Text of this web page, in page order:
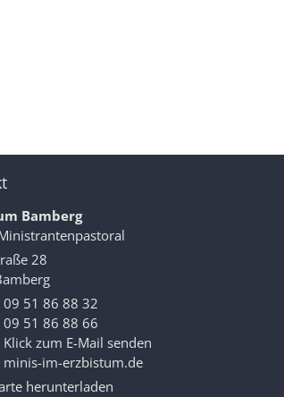
Bamberg
28
09 51 86 88 32
09 51 86 88 66
Klick zum E-Mail senden
minis-im-erzbistum.de
herunterladen